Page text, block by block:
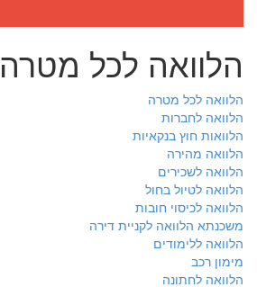
הלוואה לכל מטרה
הלוואה לכל מטרה
הלוואה לחברות
הלוואות חוץ בנקאיות
הלוואה מהירה
הלוואה לשכירים
הלוואה לטיול בחול
הלוואה לכיסוי חובות
משכנתא הלוואה לקניית דירה
הלוואה ללימודים
מימון רכב
הלוואה לחתונה